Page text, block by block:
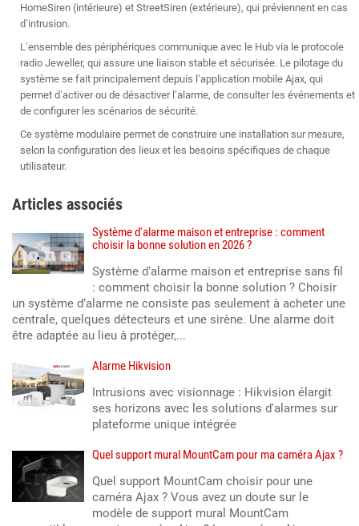
HomeSiren (intérieure) et StreetSiren (extérieure), qui préviennent en cas
d’intrusion.
L’ensemble des périphériques communique avec le Hub via le protocole
radio Jeweller, qui assure une liaison stable et sécurisée. Le pilotage du
système se fait principalement depuis l’application mobile Ajax, qui
permet d’activer ou de désactiver l’alarme, de consulter les événements et
de configurer les scénarios de sécurité.
Ce système modulaire permet de construire une installation sur mesure,
selon la configuration des lieux et les besoins spécifiques de chaque
utilisateur.
Articles associés
Système d'alarme maison et entreprise : comment
choisir la bonne solution en 2026 ?
Système d’alarme maison et entreprise sans fil
: comment choisir la bonne solution ? Choisir
un système d’alarme ne consiste pas seulement à acheter une
centrale, quelques détecteurs et une sirène. Une alarme doit
être adaptée au lieu à protéger,...
Alarme Hikvision
Intrusions avec visionnage : Hikvision élargit
ses horizons avec les solutions d'alarmes sur
plateforme unique intégrée
Quel support mural MountCam pour ma caméra Ajax ?
Quel support MountCam choisir pour une
caméra Ajax ? Vous avez un doute sur le
modèle de support mural MountCam